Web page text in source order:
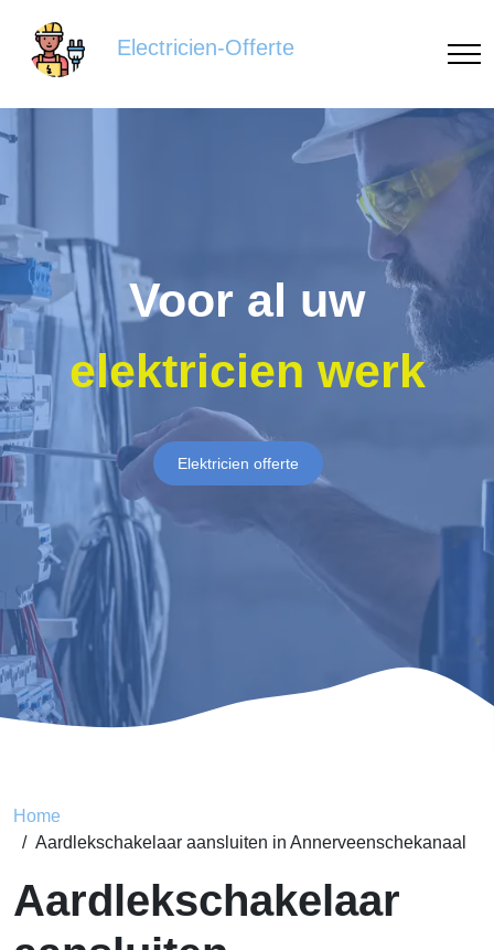
Electricien-Offerte
Voor al uw
elektricien werk
Elektricien offerte
Home
Aardlekschakelaar aansluiten in Annerveenschekanaal
Aardlekschakelaar